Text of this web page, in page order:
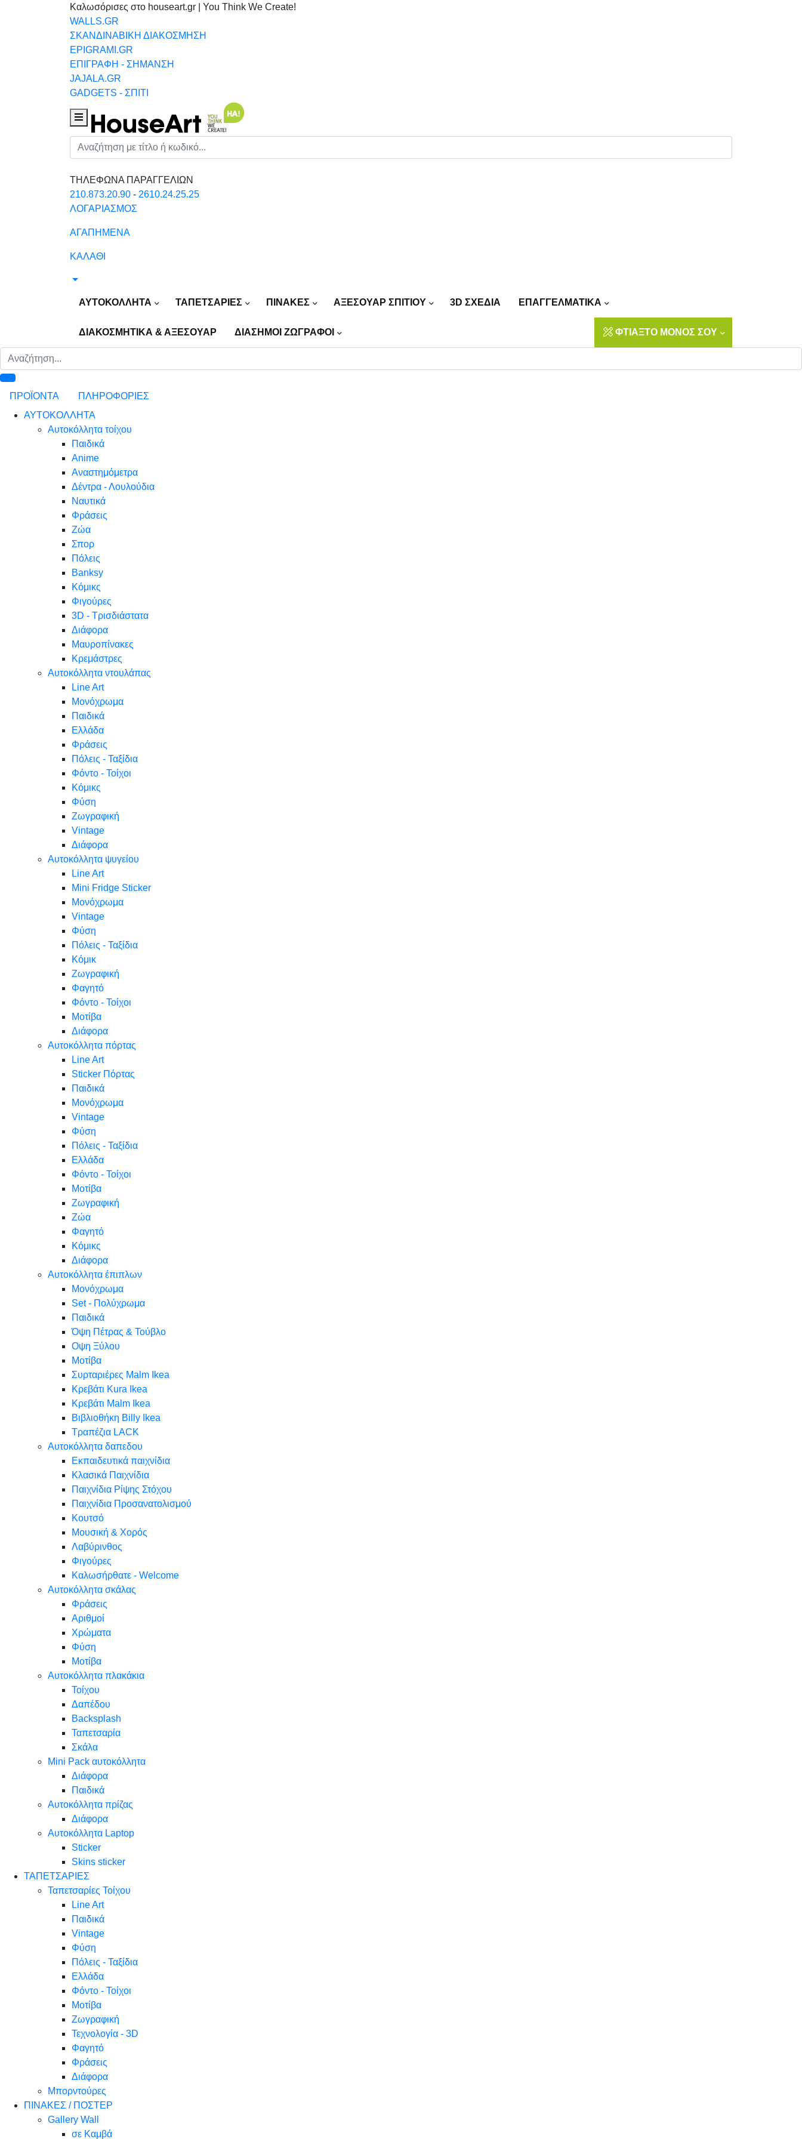
Καλωσόρισες στο houseart.gr | You Think We Create!
WALLS.GR
ΣΚΑΝΔΙΝΑΒΙΚΗ ΔΙΑΚΟΣΜΗΣΗ
EPIGRAMI.GR
ΕΠΙΓΡΑΦΗ - ΣΗΜΑΝΣΗ
JAJALA.GR
GADGETS - ΣΠΙΤΙ
Houseart Menu
Αναζήτηση
ΤΗΛΕΦΩΝΑ ΠΑΡΑΓΓΕΛΙΩΝ
210.873.20.90 - 2610.24.25.25
ΛΟΓΑΡΙΑΣΜΟΣ
ΑΓΑΠΗΜΕΝΑ
ΚΑΛΑΘΙ
ΑΥΤΟΚΟΛΛΗΤΑ ΤΑΠΕΤΣΑΡΙΕΣ ΠΙΝΑΚΕΣ ΑΞΕΣΟΥΑΡ ΣΠΙΤΙΟΥ 3D ΣΧΕΔΙΑ ΕΠΑΓΓΕΛΜΑΤΙΚΑ
ΔΙΑΚΟΣΜΗΤΙΚΑ & ΑΞΕΣΟΥΑΡ ΔΙΑΣΗΜΟΙ ΖΩΓΡΑΦΟΙ ΦΤΙΑΞΤΟ ΜΟΝΟΣ ΣΟΥ
ΠΡΟΪΟΝΤΑ
ΠΛΗΡΟΦΟΡΙΕΣ
ΑΥΤΟΚΟΛΛΗΤΑ
Αυτοκόλλητα τοίχου
Παιδικά
Anime
Αναστημόμετρα
Δέντρα - Λουλούδια
Ναυτικά
Φράσεις
Ζώα
Σπορ
Πόλεις
Banksy
Κόμικς
Φιγούρες
3D - Τρισδιάστατα
Διάφορα
Μαυροπίνακες
Κρεμάστρες
Αυτοκόλλητα ντουλάπας
Line Art
Μονόχρωμα
Παιδικά
Ελλάδα
Φράσεις
Πόλεις - Ταξίδια
Φόντο - Τοίχοι
Κόμικς
Φύση
Ζωγραφική
Vintage
Διάφορα
Αυτοκόλλητα ψυγείου
Line Art
Mini Fridge Sticker
Μονόχρωμα
Vintage
Φύση
Πόλεις - Ταξίδια
Κόμικ
Ζωγραφική
Φαγητό
Φόντο - Τοίχοι
Μοτίβα
Διάφορα
Αυτοκόλλητα πόρτας
Line Art
Sticker Πόρτας
Παιδικά
Μονόχρωμα
Vintage
Φύση
Πόλεις - Ταξίδια
Ελλάδα
Φόντο - Τοίχοι
Μοτίβα
Ζωγραφική
Ζώα
Φαγητό
Κόμικς
Διάφορα
Αυτοκόλλητα έπιπλων
Μονόχρωμα
Set - Πολύχρωμα
Παιδικά
Όψη Πέτρας & Τούβλο
Oψη Ξύλου
Μοτίβα
Συρταριέρες Malm Ikea
Κρεβάτι Kura Ikea
Κρεβάτι Malm Ikea
Βιβλιοθήκη Billy Ikea
Τραπέζια LACK
Αυτοκόλλητα δαπεδου
Εκπαιδευτικά παιχνίδια
Κλασικά Παιχνίδια
Παιχνίδια Ρίψης Στόχου
Παιχνίδια Προσανατολισμού
Κουτσό
Μουσική & Χορός
Λαβύρινθος
Φιγούρες
Καλωσήρθατε - Welcome
Αυτοκόλλητα σκάλας
Φράσεις
Αριθμοί
Χρώματα
Φύση
Μοτίβα
Αυτοκόλλητα πλακάκια
Τοίχου
Δαπέδου
Backsplash
Ταπετσαρία
Σκάλα
Mini Pack αυτοκόλλητα
Διάφορα
Παιδικά
Αυτοκόλλητα πρίζας
Διάφορα
Αυτοκόλλητα Laptop
Sticker
Skins sticker
ΤΑΠΕΤΣΑΡΙΕΣ
Ταπετσαρίες Τοίχου
Line Art
Παιδικά
Vintage
Φύση
Πόλεις - Ταξίδια
Ελλάδα
Φόντο - Τοίχοι
Μοτίβα
Ζωγραφική
Τεχνολογία - 3D
Φαγητό
Φράσεις
Διάφορα
Μπορντούρες
ΠΙΝΑΚΕΣ / ΠΟΣΤΕΡ
Gallery Wall
σε Καμβά